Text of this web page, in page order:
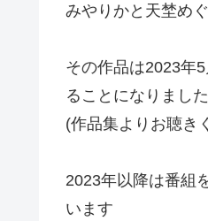
みやりかと天埜め
その作品は2023年
ることになりました
(作品集よりお聴き
2023年以降は番組
います